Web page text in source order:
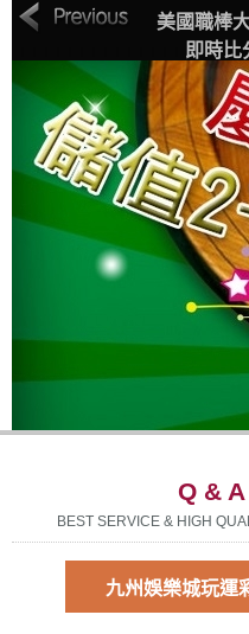
MLB美國職棒大
程表
美國職棒
即時比
Q & A
BEST SERVICE & HIGH
九州娛樂城玩運